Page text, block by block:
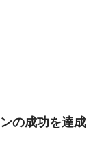
の成功を達成